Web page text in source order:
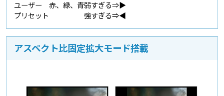
ユーザー
プリセット
赤、緑、青弱すぎる⇒▶
強すぎる⇒◀
アスペクト比固定拡大モード搭載